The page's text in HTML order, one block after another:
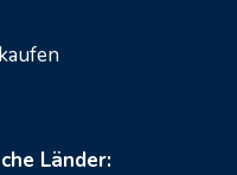
Länder: